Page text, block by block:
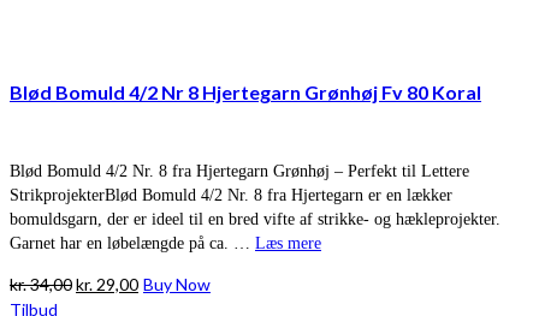
Blød Bomuld 4/2 Nr 8 Hjertegarn Grønhøj Fv 80 Koral
Blød Bomuld 4/2 Nr. 8 fra Hjertegarn Grønhøj – Perfekt til Lettere
StrikprojekterBlød Bomuld 4/2 Nr. 8 fra Hjertegarn er en lækker
bomuldsgarn, der er ideel til en bred vifte af strikke- og hækleprojekter.
Garnet har en løbelængde på ca. … Læs mere
kr.34,00Den
kr.29,00Den
Buy Now
Tilbud